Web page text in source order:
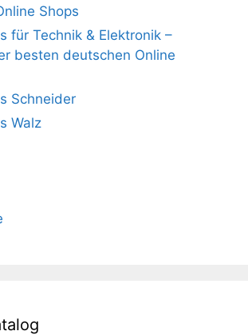
Shops
für Technik & Elektronik –
besten deutschen Online
Schneider
Walz